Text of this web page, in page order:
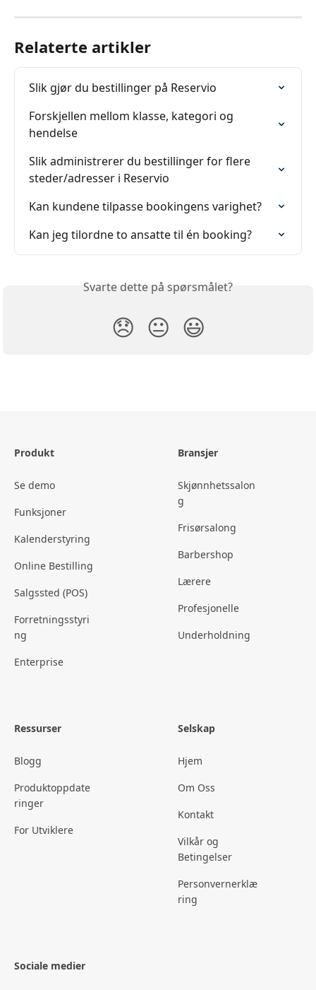
Relaterte artikler
Slik gjør du bestillinger på Reservio
Forskjellen mellom klasse, kategori og
hendelse
Slik administrerer du bestillinger for flere
steder/adresser i Reservio
Kan kundene tilpasse bookingens varighet?
Kan jeg tilordne to ansatte til én booking?
Svarte dette på spørsmålet?
😞 😐 😃
Produkt
Se demo
Funksjoner
Kalenderstyring
Online Bestilling
Salgssted (POS)
Forretningsstyri
ng
Enterprise
Bransjer
Skjønnhetssalon
g
Frisørsalong
Barbershop
Lærere
Profesjonelle
Underholdning
Ressurser
Blogg
Produktoppdate
ringer
For Utviklere
Selskap
Hjem
Om Oss
Kontakt
Vilkår og
Betingelser
Personvernerklæ
ring
Sociale medier